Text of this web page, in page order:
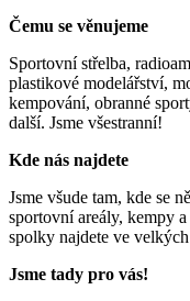
Čemu se věnujeme
Sportovní střelba,
plastikové modelářství,
kempování, obranné
další. Jsme všestranní!
Kde nás najdete
Jsme všude tam, kde se
sportovní areály, kempy
spolky najdete ve
Jsme tady pro vás!